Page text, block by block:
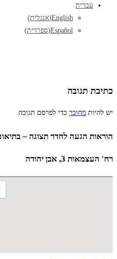
עברית
English
(אנגלית)
Español
(ספרדית)
כתיבת תגובה
יש להיות מחובר כדי לפרסם תגובה.
הוראות הגעה לחדר תצוגה –
רח' העצמאות 3, אבן יהודה